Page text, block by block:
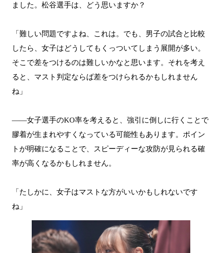
ました。松谷選手は、どう思いますか？
「難しい問題ですよね、これは。でも、男子の試合と比較
したら、女子はどうしてもくっついてしまう展開が多い。
そこで差をつけるのは難しいかなと思います。それを考え
ると、マスト判定ならば差をつけられるかもしれません
ね」
――女子選手のKO率を考えると、強引に倒しに行くことで
膠着が生まれやすくなっている可能性もあります。ポイン
トが明確になることで、スピーディーな攻防が見られる確
率が高くなるかもしれません。
「たしかに、女子はマストな方がいいかもしれないです
ね」